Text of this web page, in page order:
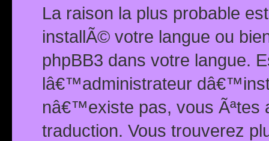
La raison la plus probable
installÃ© votre langue ou
phpBB3 dans votre langue.
lâ€™administrateur
nâ€™existe pas, vous Ãªtes
traduction. Vous trouverez